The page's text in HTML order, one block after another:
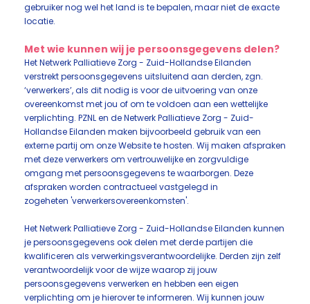
gebruiker nog wel het land is te bepalen, maar niet de exacte
locatie.
Met wie kunnen wij je persoonsgegevens delen?
Het Netwerk Palliatieve Zorg - Zuid-Hollandse Eilanden
verstrekt persoonsgegevens uitsluitend aan derden, zgn.
‘verwerkers’, als dit nodig is voor de uitvoering van onze
overeenkomst met jou of om te voldoen aan een wettelijke
verplichting. PZNL en de Netwerk Palliatieve Zorg - Zuid-
Hollandse Eilanden maken bijvoorbeeld gebruik van een
externe partij om onze Website te hosten. Wij maken afspraken
met deze verwerkers om vertrouwelijke en zorgvuldige
omgang met persoonsgegevens te waarborgen. Deze
afspraken worden contractueel vastgelegd in
zogeheten 'verwerkersovereenkomsten'.
Het Netwerk Palliatieve Zorg - Zuid-Hollandse Eilanden kunnen
je persoonsgegevens ook delen met derde partijen die
kwalificeren als verwerkingsverantwoordelijke. Derden zijn zelf
verantwoordelijk voor de wijze waarop zij jouw
persoonsgegevens verwerken en hebben een eigen
verplichting om je hierover te informeren. Wij kunnen jouw